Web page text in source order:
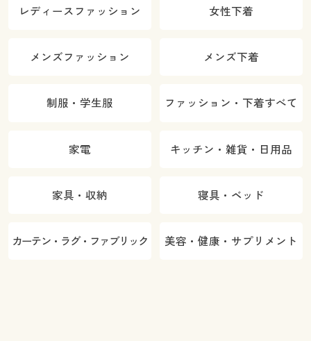
レディースファッション 女性下着
メンズファッション メンズ下着
制服・学生服 ファッション・下着すべて
家電 キッチン・雑貨・日用品
家具・収納 寝具・ベッド
カーテン・ラグ・ファブリック 美容・健康・サプリメント